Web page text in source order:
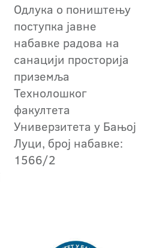
Одлука о поништењу
поступка јавне
набавке радова на
санацији просторија
приземља
Технолошког
факултета
Универзитета у Бањој
Луци, број набавке:
1566/2